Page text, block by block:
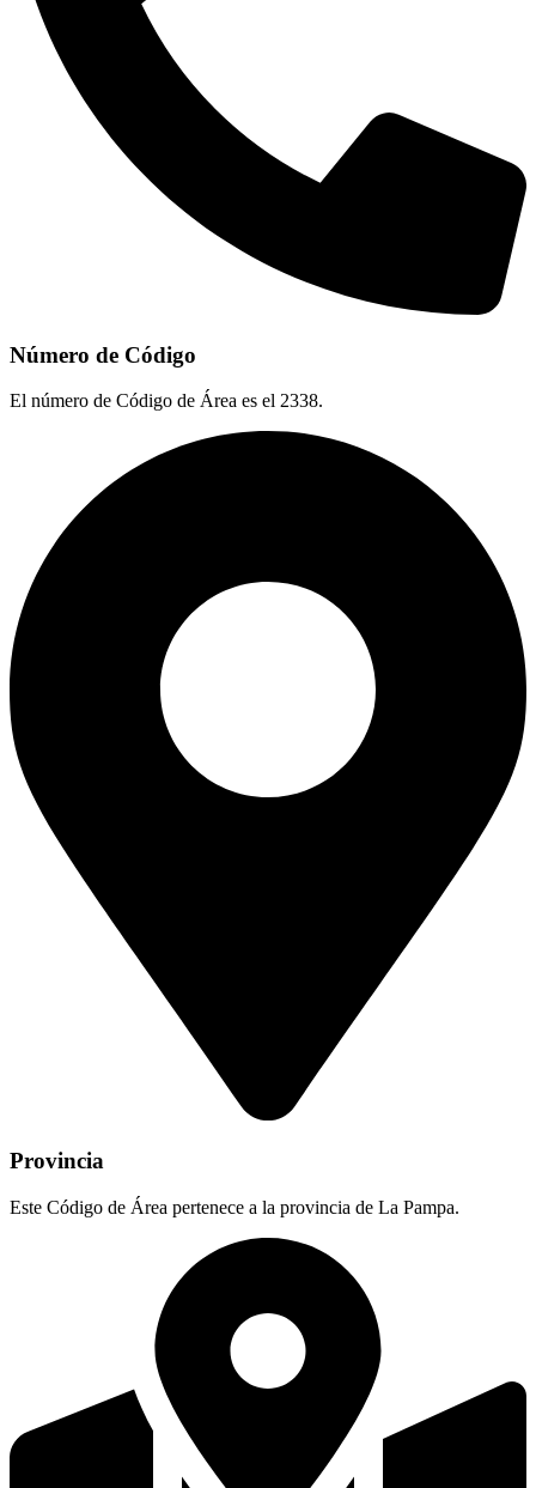
Número de Código
El número de Código de Área es el 2338.
Provincia
Este Código de Área pertenece a la provincia de La Pampa.